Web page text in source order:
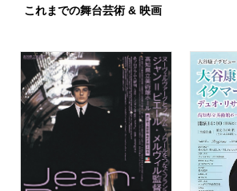
これまでの舞台芸術 & 映画